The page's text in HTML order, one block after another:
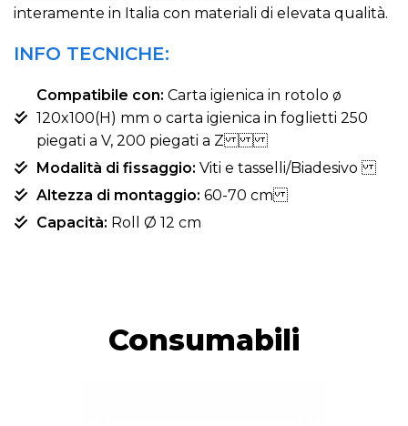
interamente in Italia con materiali di elevata qualità.
INFO TECNICHE:
Compatibile con: Carta igienica in rotolo ø
120x100(H) mm o carta igienica in foglietti 250
piegati a V, 200 piegati a Z
Modalità di fissaggio: Viti e tasselli/Biadesivo
Altezza di montaggio: 60-70 cm
Capacità: Roll Ø 12 cm
Consumabili